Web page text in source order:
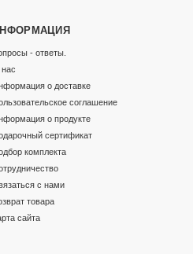
- ответы.
о доставке
соглашение
о продукте
сертификат
комплекта
с нами
товара
сайта